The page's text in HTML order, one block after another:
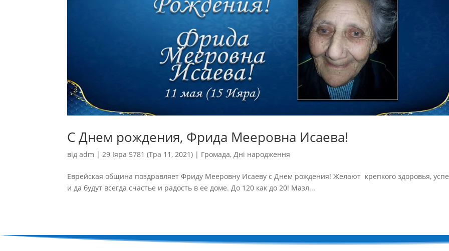
С Днем рождения, Фрида Мееровна Исаева!
відadm |29 Іяра 5781 (Тра 11, 2021) | Громада,Дні народження
Еврейская община поздравляет Фриду Мееровну Исаеву с Днем рождения! Желают крепкого здоровья,
и да будут всегда счастье и радость в ее доме. До 120 как до 20! Мазл...